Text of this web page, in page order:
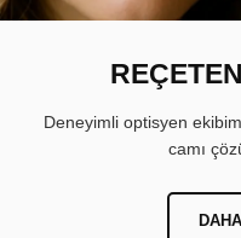
Deneyimli optisyen
camı